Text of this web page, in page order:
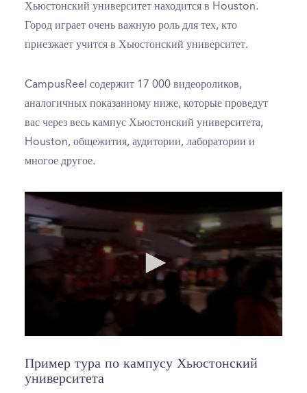
Хьюстонский университет находится в Houston.
Город играет очень важную роль для тех, кто
приезжает учится в Хьюстонский университет.
CampusReel содержит 17 000 видеороликов,
аналогичных показанному ниже, которые проведут
вас через весь кампус Хьюстонский университета,
Houston, общежития, аудитории, лаборатории и
многое другое.
of
seconds
Пример тура по кампусу Хьюстонский
университета